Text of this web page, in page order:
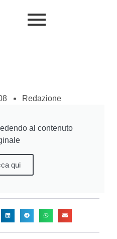
Redazione
al contenuto
qui